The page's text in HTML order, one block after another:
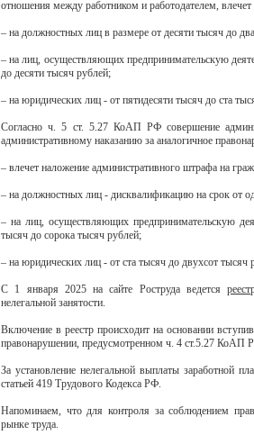
отношения между работником и работодателем,
– на должностных лиц в размере от десяти тысяч до
– на лиц, осуществляющих предпринимательскую
до десяти тысяч рублей;
– на юридических лиц - от пятидесяти тысяч до ста
Согласно ч. 5 ст. 5.27 КоАП РФ совершение
административному наказанию за аналогичное
– влечет наложение административного штрафа на
– на должностных лиц - дисквалификацию на срок от
– на лиц, осуществляющих предпринимательскую
тысяч до сорока тысяч рублей;
– на юридических лиц - от ста тысяч до двухсот тысяч
С 1 января 2025 на сайте Роструда ведется
нелегальной занятости.
Включение в реестр происходит на основании
правонарушении, предусмотренном ч. 4 ст.5.27 КоАП
За установление нелегальной выплаты заработной
статьей 419 Трудового Кодекса РФ.
Напоминаем, что для контроля за соблюдением
рынке труда.